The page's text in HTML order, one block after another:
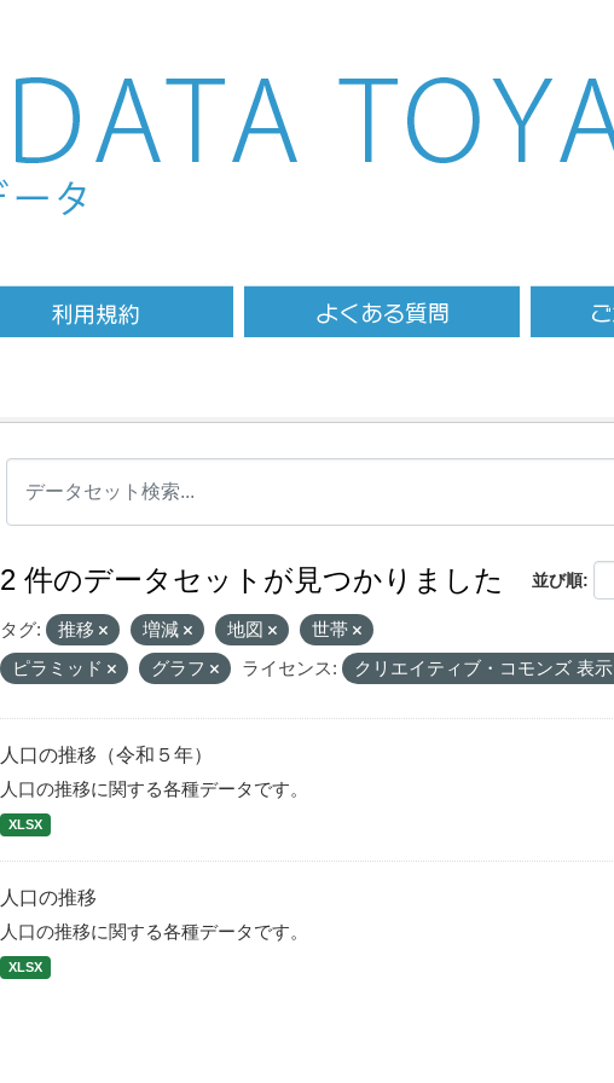
並び順
2 件のデータセットが見つかりました
タグ: 推移 増減 地図
世帯
ピラミッド
グラフ ライセンス: クリエイティブ・コモンズ 表示
人口の推移（令和５年）
人口の推移に関する各種データです。
XLSX
人口の推移
人口の推移に関する各種データです。
XLSX